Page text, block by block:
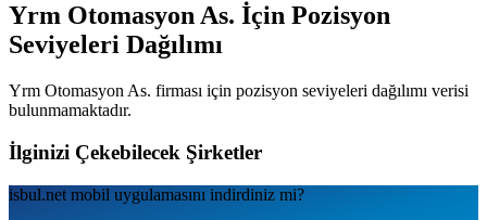
Yrm Otomasyon As. İçin Pozisyon
Seviyeleri Dağılımı
Yrm Otomasyon As. firması için pozisyon seviyeleri dağılımı verisi
bulunmamaktadır.
İlginizi Çekebilecek Şirketler
isbul.net mobil uygulamаsını indirdiniz mi?